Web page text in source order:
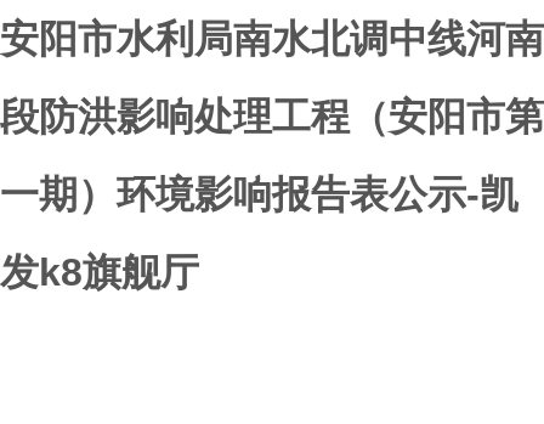
安阳市水利局南水北调中线河南
段防洪影响处理工程（安阳市第
一期）环境影响报告表公示-凯
发k8旗舰厅